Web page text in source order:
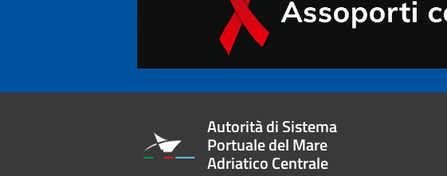
Autorità di Sistema
Portuale del Mare
Adriatico Centrale